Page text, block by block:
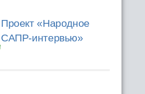
Проект «Народное
САПР-интервью»